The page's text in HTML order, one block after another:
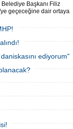
Başkanı Filiz
geçeceğine dair ortaya
ifadeleriyle yanıt verdi.
ediyorum"